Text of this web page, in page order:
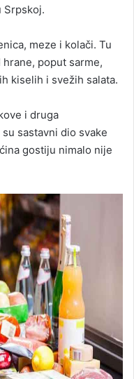
Srpskoj.
meze i kolači. Tu
poput sarme,
kiselih i svežih salata.
i druga
sastavni dio svake
gostiju nimalo nije